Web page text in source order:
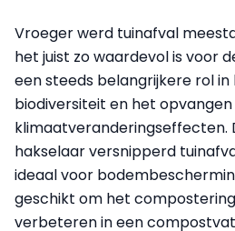
Vroeger werd tuinafval
het juist zo waardevol is voor
een steeds belangrijkere rol
biodiversiteit en het
klimaatveranderingseffecten.
hakselaar versnipperd
ideaal voor
geschikt om het
verbeteren in een compostvat.